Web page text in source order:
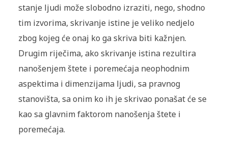
stanje ljudi može slobodno izraziti, nego, shodno
tim izvorima, skrivanje istine je veliko nedjelo
zbog kojeg će onaj ko ga skriva biti kažnjen.
Drugim riječima, ako skrivanje istina rezultira
nanošenjem štete i poremećaja neophodnim
aspektima i dimenzijama ljudi, sa pravnog
stanovišta, sa onim ko ih je skrivao ponašat će se
kao sa glavnim faktorom nanošenja štete i
poremećaja.